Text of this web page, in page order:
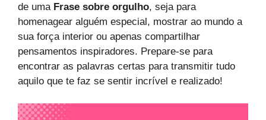
de uma Frase sobre orgulho, seja para
homenagear alguém especial, mostrar ao mundo a
sua força interior ou apenas compartilhar
pensamentos inspiradores. Prepare-se para
encontrar as palavras certas para transmitir tudo
aquilo que te faz se sentir incrível e realizado!